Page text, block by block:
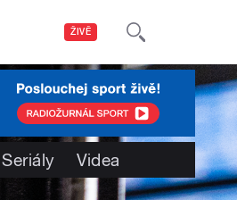
ŽIVĚ
Seriály Videa